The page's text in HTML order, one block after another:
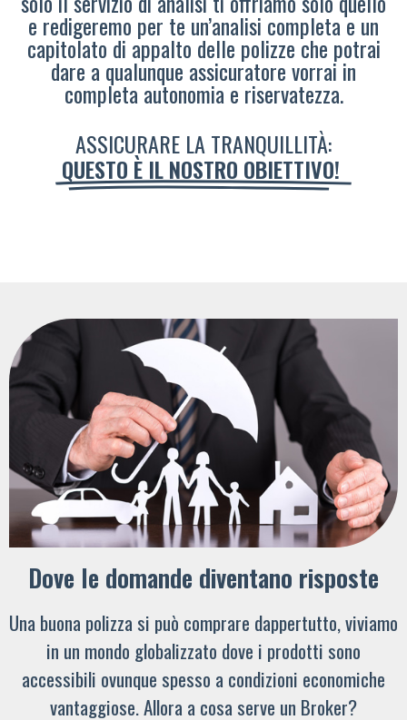
e redigeremo per te un’analisi completa e un
capitolato di appalto delle polizze che potrai
dare a qualunque assicuratore vorrai in
completa autonomia e riservatezza.
ASSICURARE LA TRANQUILLITÀ:
QUESTO È IL NOSTRO OBIETTIVO!
Dove le domande diventano risposte
Una buona polizza si può comprare dappertutto, viviamo
in un mondo globalizzato dove i prodotti sono
accessibili ovunque spesso a condizioni economiche
vantaggiose. Allora a cosa serve un Broker?